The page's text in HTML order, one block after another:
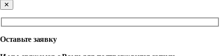
✕
Оставьте заявку